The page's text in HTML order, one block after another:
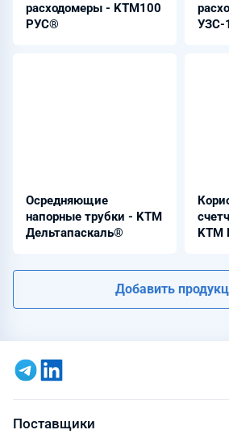
расходомеры - KTM100
РУС®
Осредняющие
напорные трубки - KTM
Дельтапаскаль®
KTM
Добавить
Поставщики